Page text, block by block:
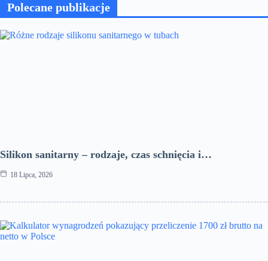
Polecane publikacje
Silikon sanitarny – rodzaje, czas schnięcia i…
18 Lipca, 2026